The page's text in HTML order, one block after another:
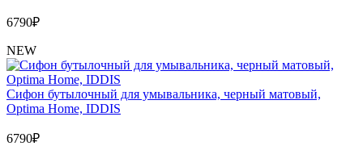
6790₽
NEW
Сифон бутылочный для умывальника, черный матовый,
Optima Home, IDDIS
6790₽